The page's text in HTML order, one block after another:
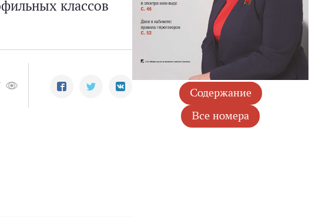
классов